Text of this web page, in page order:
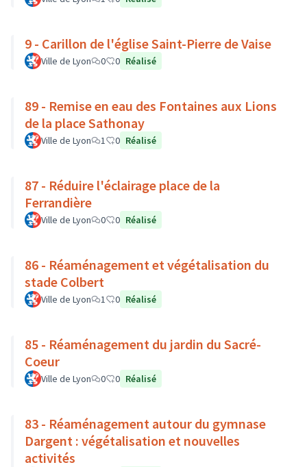
9 - Carillon de l'église Saint-Pierre de Vaise
Ville de Lyon 0 0 Réalisé
89 - Remise en eau des Fontaines aux Lions
de la place Sathonay
Ville de Lyon 1 0 Réalisé
87 - Réduire l'éclairage place de la
Ferrandière
Ville de Lyon 0 0 Réalisé
86 - Réaménagement et végétalisation du
stade Colbert
Ville de Lyon 1 0 Réalisé
85 - Réaménagement du jardin du Sacré-
Coeur
Ville de Lyon 0 0 Réalisé
83 - Réaménagement autour du gymnase
Dargent : végétalisation et nouvelles
activités